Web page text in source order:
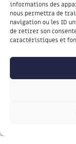
informations des
nous permettra de
navigation ou les ID
de retirer son
caractéristiques et
Lorsque la
prenant des
disperser.
désherbage
Lutter contres les